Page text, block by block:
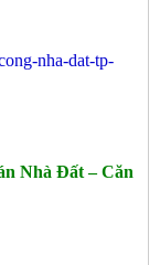
nha-dat-tp-
Nhà Đất – Căn